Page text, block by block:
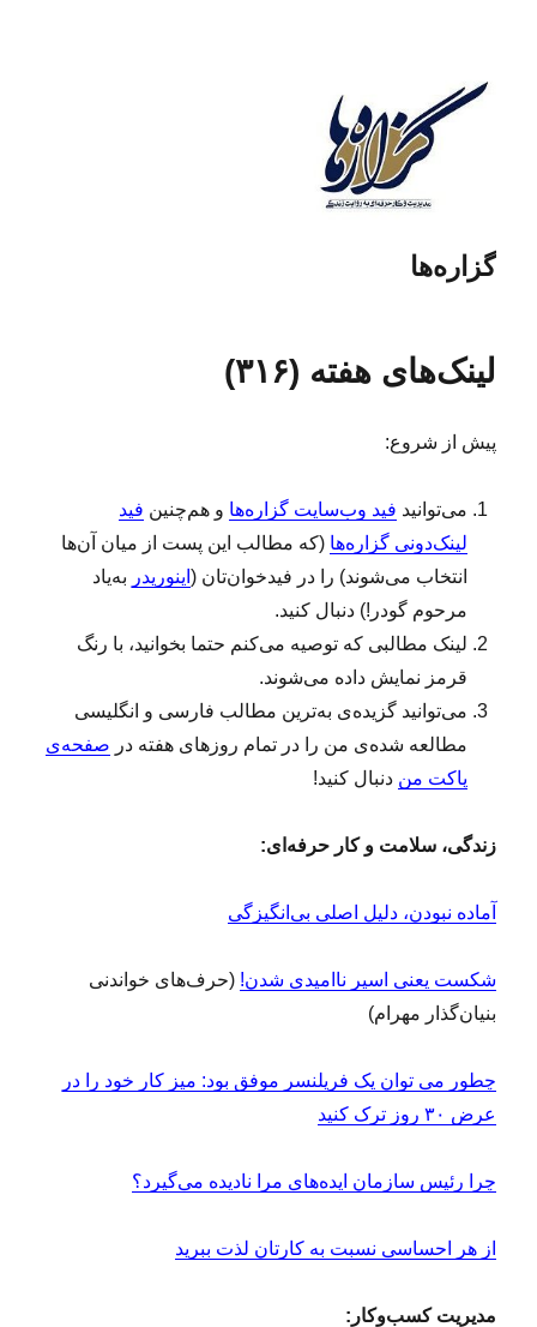
گزاره‌ها
لینک‌های هفته (۳۱۶)
پیش از شروع:
می‌توانید فید وب‌سایت گزاره‌ها و هم‌چنین فید
لینک‌دونی گزاره‌ها (که مطالب این پست از میان آن‌ها
انتخاب می‌شوند) را در فیدخوان‌تان ( اینوریدر به‌یاد
مرحوم گودر!) دنبال کنید.
لینک‌ مطالبی که توصیه می‌کنم حتما بخوانید، با رنگ
قرمز نمایش داده می‌شوند.
می‌توانید گزیده‌ی به‌ترین مطالب فارسی و انگلیسی
مطالعه‌ شده‌ی من را در تمام روزهای هفته در صفحه‌ی
پاکت من دنبال کنید!
زندگی، سلامت و کار حرفه‌ای:
آماده‏ نبودن، دلیل اصلی بی‏‌انگیزگی
شکست یعنی اسیر ناامیدی شدن! (حرف‌های خواندنی
بنیان‌گذار مهرام)
چطور می توان یک فریلنسر موفق بود: میز کار خود را در
عرض ۳۰ روز ترک کنید
چرا رئیس سازمان ایده‌های مرا نادیده می‌گیرد؟
از هر احساسی نسبت به کارتان لذت ببرید
مدیریت کسب‌وکار: